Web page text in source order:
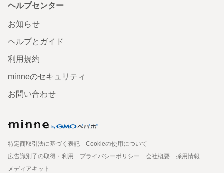
ヘルプセンター
お知らせ
ヘルプとガイド
利用規約
minneのセキュリティ
お問い合わせ
特定商取引法に基づく表記
Cookieの使用について
広告識別子の取得・利用
プライバシーポリシー 会社概要
採用情報
メディアキット